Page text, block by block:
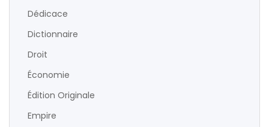
Dédicace
Dictionnaire
Droit
Économie
Édition Originale
Empire